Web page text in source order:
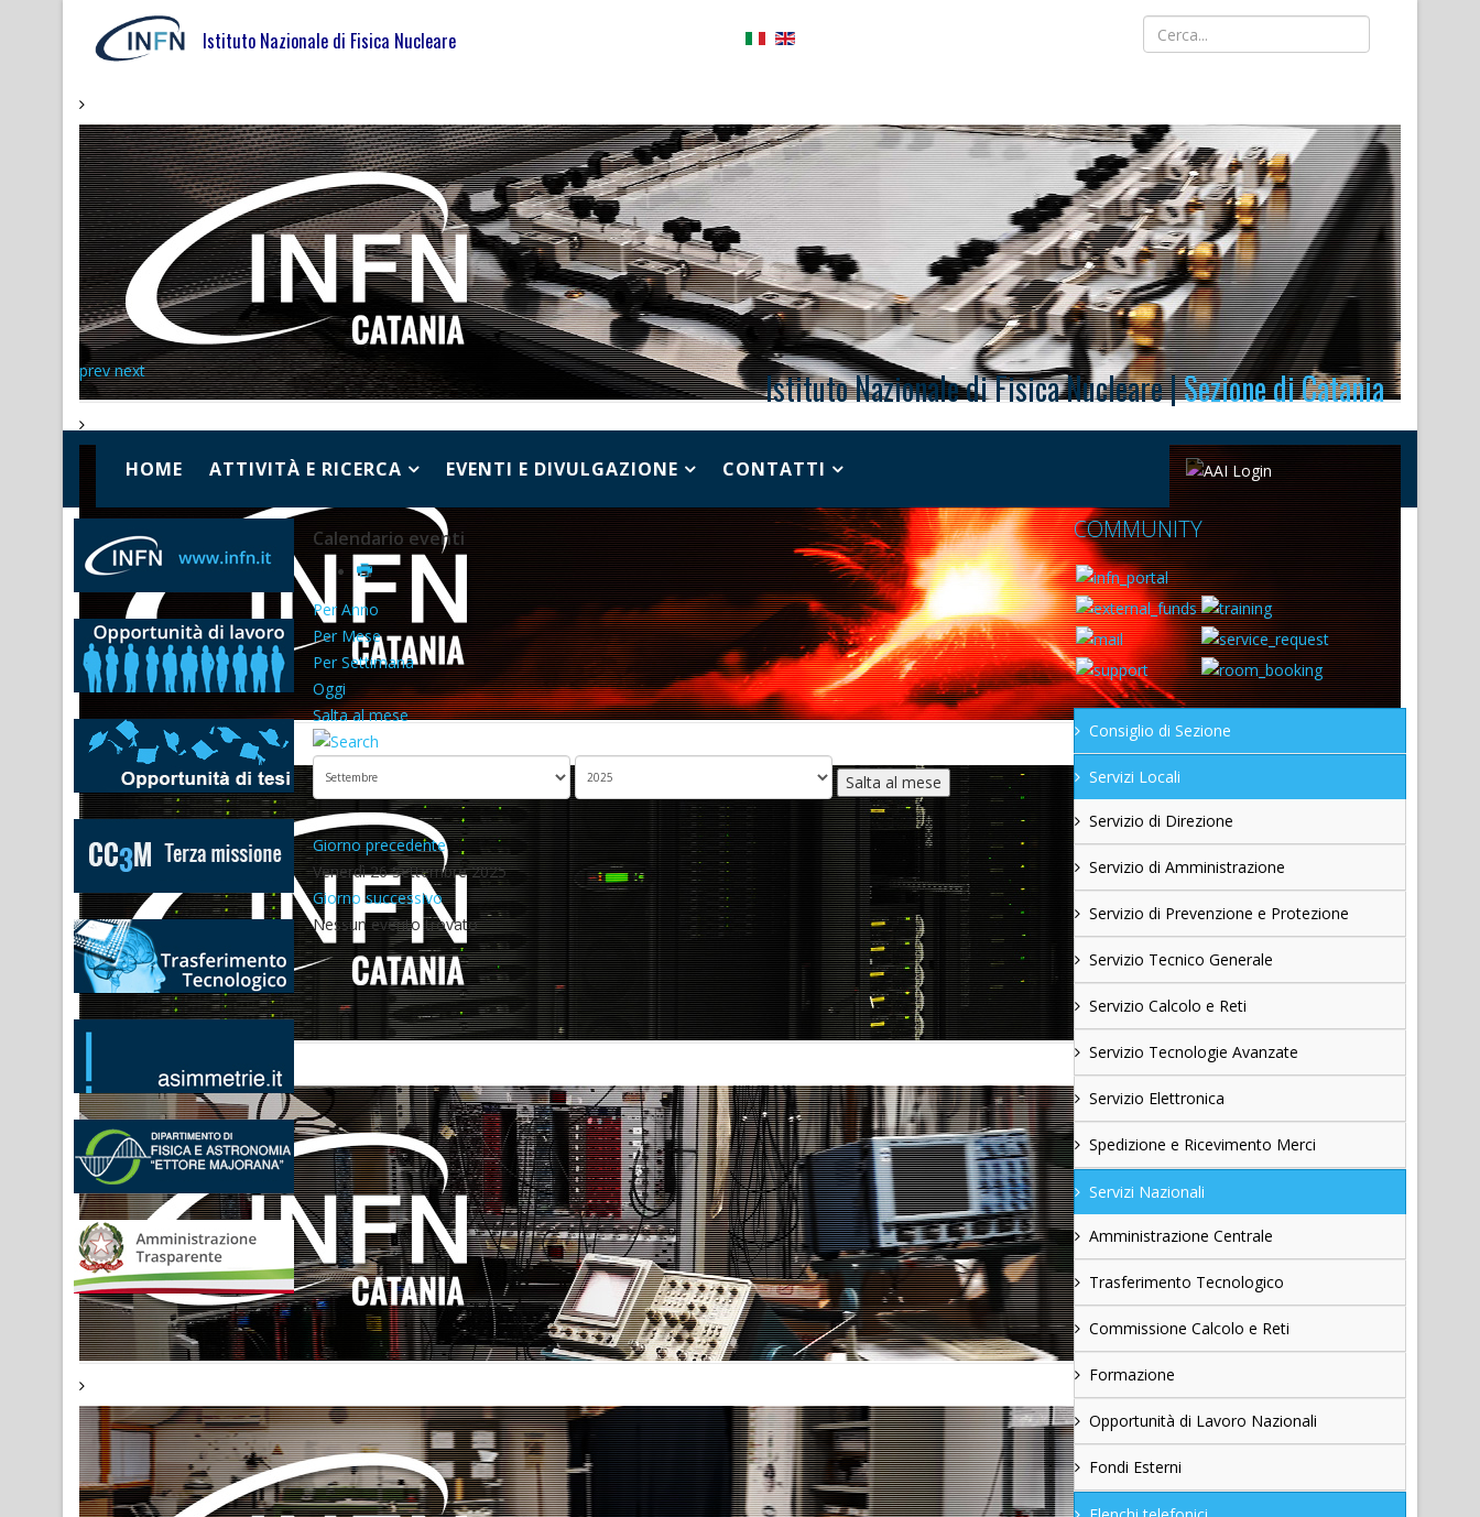
Istituto Nazionale di Fisica Nucleare
prev next Istituto Nazionale di Fisica Nucleare |Sezione di Catania
HOME ATTIVITÀ E RICERCA EVENTI E DIVULGAZIONE CONTATTI
Calendario eventi
Per Anno
Per Mese
Per Settimana
Oggi
Salta al mese
Salta al mese
Giorno precedente
Venerdì 26 Settembre 2025
Giorno successivo
Nessun evento trovato
COMMUNITY
Consiglio di Sezione
Servizi Locali
Servizio di Direzione
Servizio di Amministrazione
Servizio di Prevenzione e Protezione
Servizio Tecnico Generale
Servizio Calcolo e Reti
Servizio Tecnologie Avanzate
Servizio Elettronica
Spedizione e Ricevimento Merci
Servizi Nazionali
Amministrazione Centrale
Trasferimento Tecnologico
Commissione Calcolo e Reti
Formazione
Opportunità di Lavoro Nazionali
Fondi Esterni